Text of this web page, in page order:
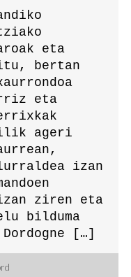
eta
bertan
eta
ageri
izan
ziren eta
bilduma
[…]